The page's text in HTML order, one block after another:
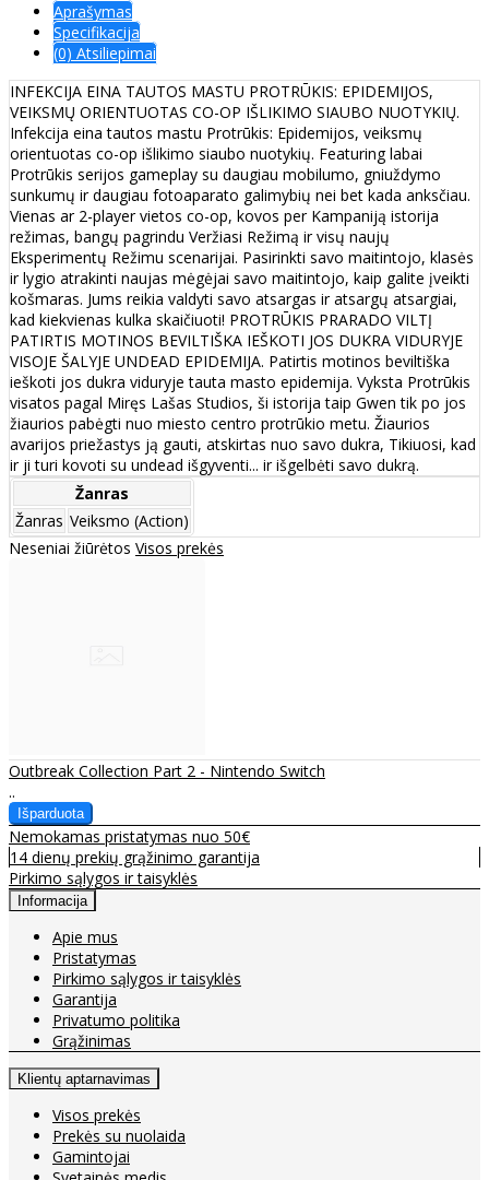
Aprašymas
Specifikacija
(0) Atsiliepimai
INFEKCIJA EINA TAUTOS MASTU PROTRŪKIS: EPIDEMIJOS,
VEIKSMŲ ORIENTUOTAS CO-OP IŠLIKIMO SIAUBO NUOTYKIŲ.
Infekcija eina tautos mastu Protrūkis: Epidemijos, veiksmų
orientuotas co-op išlikimo siaubo nuotykių. Featuring labai
Protrūkis serijos gameplay su daugiau mobilumo, gniuždymo
sunkumų ir daugiau fotoaparato galimybių nei bet kada anksčiau.
Vienas ar 2-player vietos co-op, kovos per Kampaniją istorija
režimas, bangų pagrindu Veržiasi Režimą ir visų naujų
Eksperimentų Režimu scenarijai. Pasirinkti savo maitintojo, klasės
ir lygio atrakinti naujas mėgėjai savo maitintojo, kaip galite įveikti
košmaras. Jums reikia valdyti savo atsargas ir atsargų atsargiai,
kad kiekvienas kulka skaičiuoti! PROTRŪKIS PRARADO VILTĮ
PATIRTIS MOTINOS BEVILTIŠKA IEŠKOTI JOS DUKRA VIDURYJE
VISOJE ŠALYJE UNDEAD EPIDEMIJA. Patirtis motinos beviltiška
ieškoti jos dukra viduryje tauta masto epidemija. Vyksta Protrūkis
visatos pagal Miręs Lašas Studios, ši istorija taip Gwen tik po jos
žiaurios pabėgti nuo miesto centro protrūkio metu. Žiaurios
avarijos priežastys ją gauti, atskirtas nuo savo dukra, Tikiuosi, kad
ir ji turi kovoti su undead išgyventi... ir išgelbėti savo dukrą.
Žanras
Žanras Veiksmo (Action)
Neseniai žiūrėtos Visos prekės
Outbreak Collection Part 2 - Nintendo Switch
..
Nemokamas pristatymas nuo 50€
14 dienų prekių grąžinimo garantija
Pirkimo sąlygos ir taisyklės
Informacija
Apie mus
Pristatymas
Pirkimo sąlygos ir taisyklės
Garantija
Privatumo politika
Grąžinimas
Klientų aptarnavimas
Visos prekės
Prekės su nuolaida
Gamintojai